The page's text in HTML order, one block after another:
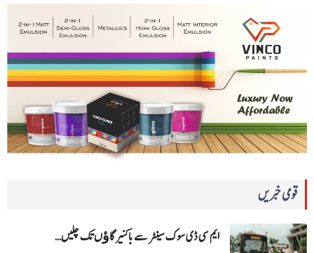
قومی خبریں
ایم سی ڈی سوک سینٹر سے باکنیر گاﺅں تک چلیں…